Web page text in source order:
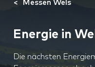
Messen Wels
Energie in
Die nächsten